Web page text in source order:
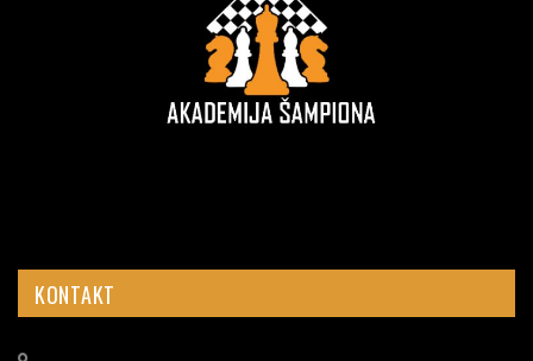
KONTAKT